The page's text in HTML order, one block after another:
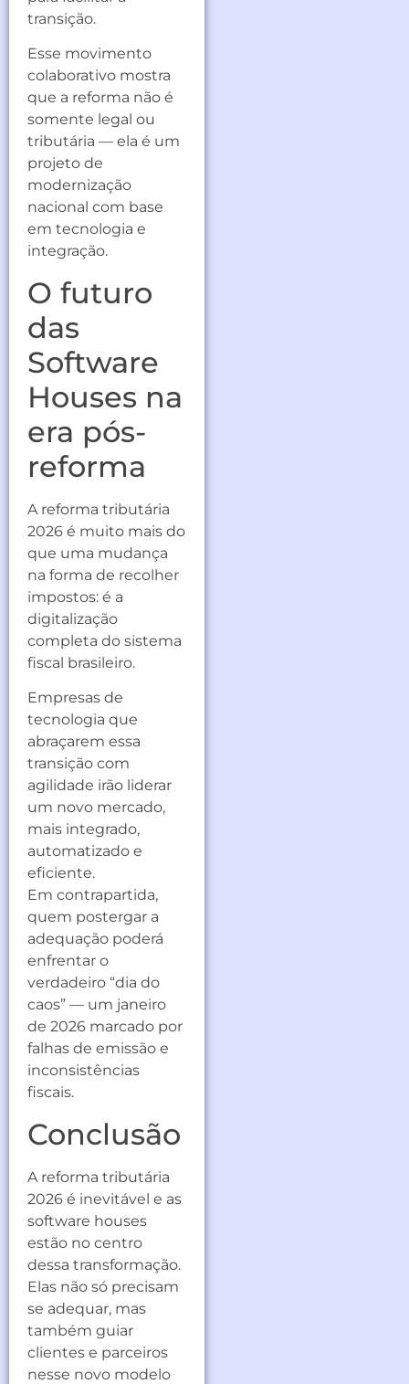
transição.
Esse movimento
colaborativo mostra
que a reforma não é
somente legal ou
tributária — ela é um
projeto de
modernização
nacional com base
em tecnologia e
integração.
O futuro
das
Software
Houses na
era pós-
reforma
A reforma tributária
2026 é muito mais do
que uma mudança
na forma de recolher
impostos: é a
digitalização
completa do sistema
fiscal brasileiro.
Empresas de
tecnologia que
abraçarem essa
transição com
agilidade irão liderar
um novo mercado,
mais integrado,
automatizado e
eficiente.
Em contrapartida,
quem postergar a
adequação poderá
enfrentar o
verdadeiro “dia do
caos” — um janeiro
de 2026 marcado por
falhas de emissão e
inconsistências
fiscais.
Conclusão
A reforma tributária
2026 é inevitável e as
software houses
estão no centro
dessa transformação.
Elas não só precisam
se adequar, mas
também guiar
clientes e parceiros
nesse novo modelo